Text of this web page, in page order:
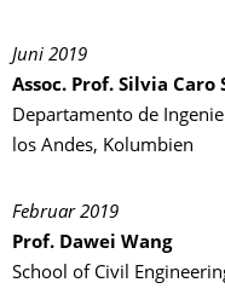
Juni 2019
Assoc. Prof. Silvia Caro
Departamento de
los Andes, Kolumbien
Februar 2019
Prof. Dawei Wang
School of Civil